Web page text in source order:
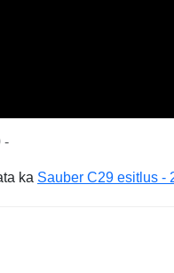
-
ka Sauber C29 esitlus -